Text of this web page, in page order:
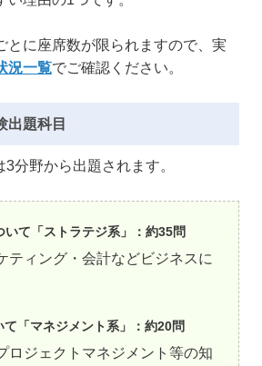
とに座席数が限られますので、実
況一覧でご確認ください。
出題科目
分野から出題されます。
いて「ストラテジ系」：約35問
ティング・会計などビジネスに
て「マネジメント系」：約20問
ロジェクトマネジメント等の知